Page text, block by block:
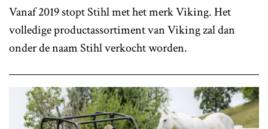
Vanaf 2019 stopt Stihl met het merk Viking. Het
volledige productassortiment van Viking zal dan
onder de naam Stihl verkocht worden.